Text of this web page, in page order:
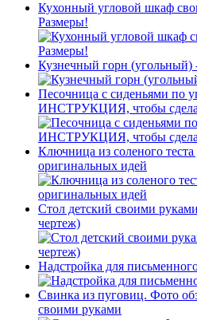
Кухонный угловой шкаф
Размеры!
Кузнечный горн (угольный)
Песочница с сиденьями по
ИНСТРУКЦИЯ, чтобы
Ключница из соленого
оригинальных идей
Стол детский своими
чертеж)
Надстройка для
Свинка из пуговиц. Фото
своими руками